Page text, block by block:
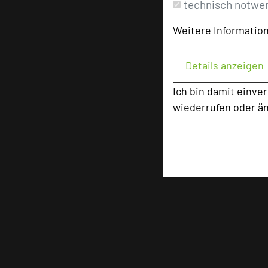
technisch
Weitere
Details anzeigen
Ich bin damit
wiederrufen oder